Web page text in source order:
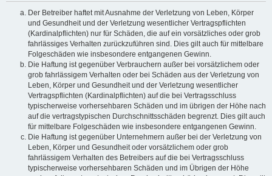
Der Betreiber haftet mit Ausnahme der Verletzung von Leben, Körper
und Gesundheit und der Verletzung wesentlicher Vertragspflichten
(Kardinalpflichten) nur für Schäden, die auf ein vorsätzliches oder grob
fahrlässiges Verhalten zurückzuführen sind. Dies gilt auch für mittelbare
Folgeschäden wie insbesondere entgangenen Gewinn.
Die Haftung ist gegenüber Verbrauchern außer bei vorsätzlichem oder
grob fahrlässigem Verhalten oder bei Schäden aus der Verletzung von
Leben, Körper und Gesundheit und der Verletzung wesentlicher
Vertragspflichten (Kardinalpflichten) auf die bei Vertragsschluss
typischerweise vorhersehbaren Schäden und im übrigen der Höhe nach
auf die vertragstypischen Durchschnittsschäden begrenzt. Dies gilt auch
für mittelbare Folgeschäden wie insbesondere entgangenen Gewinn.
Die Haftung ist gegenüber Unternehmern außer bei der Verletzung von
Leben, Körper und Gesundheit oder vorsätzlichem oder grob
fahrlässigem Verhalten des Betreibers auf die bei Vertragsschluss
typischerweise vorhersehbaren Schäden und im Übrigen der Höhe